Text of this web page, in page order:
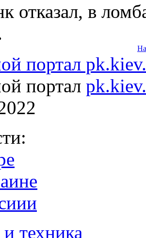
отказал, в
портал
портал
техника